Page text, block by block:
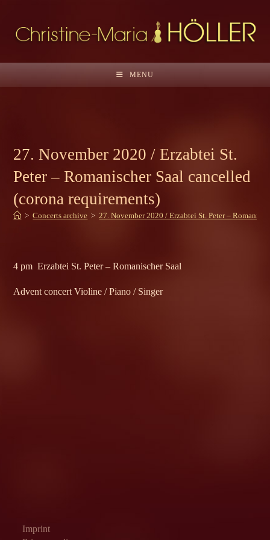
content
MENU
27. November 2020 / Erzabtei St.
Peter – Romanischer Saal cancelled
(corona requirements)
> Concerts archive > 27. November 2020 / Erzabtei St. Peter –
4 pm Erzabtei St. Peter – Romanischer Saal
Advent concert Violine / Piano / Singer
Imprint